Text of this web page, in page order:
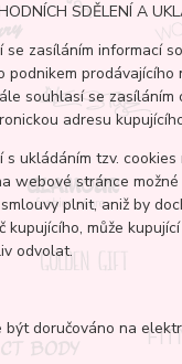
SDĚLENÍ A
se zasíláním informací
podnikem
souhlasí se zasíláním
adresu
s ukládáním tzv.
webové stránce
plnit, aniž by
kupujícího, může
odvolat.
být doručováno na